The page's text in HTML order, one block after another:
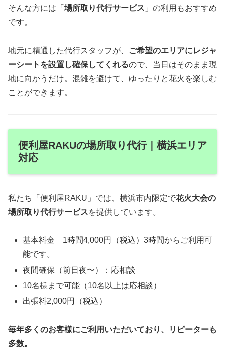
そんな方には「 場所取り代行サービス 」の利用もおすすめ
です。
地元に精通した代行スタッフが、
ご希望のエリアにレジャ
ーシートを設置し確保してくれるので、当日はそのまま現
地に向かうだけ。混雑を避けて、ゆったりと花火を楽しむ
ことができます。
便利屋RAKUの場所取り代行｜横浜エリア
対応
私たち「便利屋RAKU」では、横浜市内限定で花火大会の
場所取り代行サービスを提供しています。
基本料金 1時間4,000円（税込）3時間からご利用可
能です。
夜間確保（前日夜〜）：応相談
10名様まで可能（10名以上は応相談）
出張料2,000円（税込）
毎年多くのお客様にご利用いただいており、リピーターも
多数。